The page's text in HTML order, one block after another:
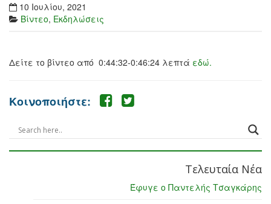
10 Ιουλίου, 2021
Βίντεο, Εκδηλώσεις
Δείτε το βίντεο από 0:44:32-0:46:24 λεπτά εδώ.
Κοινοποιήστε:
Τελευταία Νέα
Έφυγε ο Παντελής Τσαγκάρης